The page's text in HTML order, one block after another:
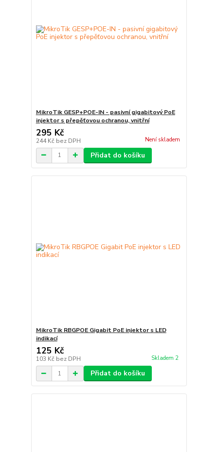
MikroTik GESP+POE-IN - pasivní gigabitový PoE
injektor s přepěťovou ochranou, vnitřní
295 Kč
244 Kč bez DPH Není skladem
Přidat do košíku
MikroTik RBGPOE Gigabit PoE injektor s LED
indikací
125 Kč
103 Kč bez DPH Skladem 2
Přidat do košíku